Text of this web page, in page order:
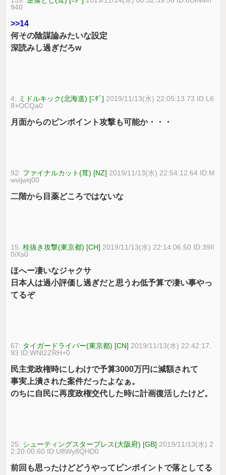
940
>>14
何その陰謀論みたいな設定
深読みし過ぎだろw
4: ミドルキック(北海道) [ﾆﾀﾞ] 2019/11/13(水) 22:05:13.73 ID:L6
8+OCQa0
月面からのピンポイント攻撃も可能か・・・
92: ファイナルカット(茸) [NZ] 2019/11/13(水) 22:54:12.64 ID:M
wvijwq00
二階から目薬どころではないな
15:栓抜き攻撃(東京都) [CH] 2019/11/13(水) 22:14:06.50 ID:39Il
0iXs0
ほへー凄いなジャクサ
日本人は過小評価し過ぎだと思うわ低予算で凄い事やっ
てるぞ
67: タイガードライバー(東京都) [CN] 2019/11/13(水) 22:42:17.
93 ID:WNI2ZRH+0
民主党政権時にしわけで予算3000万円に減額されて
事実上潰された案件だったよなぁ。
のちに自民に再度政権交代した時に計画復活したけど。
25: シューティングスタープレス(大阪府) [GB] 2019/11/13(水) 2
2:20:00.60 ID:U8Wy8QHD0
前回も思ったけどどうやってピンポイントで落としてる